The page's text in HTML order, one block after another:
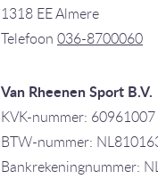
1318 EE Almere
Telefoon 036-8700060
Van Rheenen Sport B.V.
KVK-nummer: 60961007
BTW-nummer:
Bankrekeningnummer: